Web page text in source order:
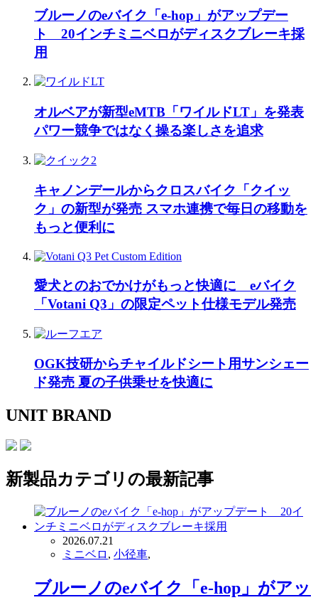
ブルーノのeバイク「e-hop」がアップデー
ト 20インチミニベロがディスクブレーキ採
用
オルベアが新型eMTB「ワイルドLT」を発表
パワー競争ではなく操る楽しさを追求
キャノンデールからクロスバイク「クイッ
ク」の新型が発売 スマホ連携で毎日の移動を
もっと便利に
愛犬とのおでかけがもっと快適に eバイク
「Votani Q3」の限定ペット仕様モデル発売
OGK技研からチャイルドシート用サンシェー
ド発売 夏の子供乗せを快適に
UNIT BRAND
新製品カテゴリの最新記事
2026.07.21
ミニベロ , 小径車,
ブルーノのeバイク「e-hop」がアッ